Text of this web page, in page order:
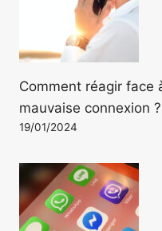
Comment réagir face
mauvaise connexion ?
19/01/2024